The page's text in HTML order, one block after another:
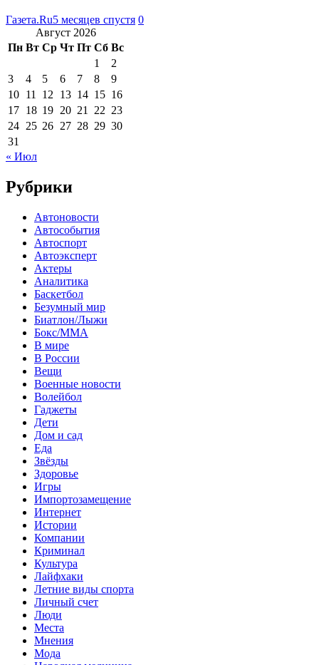
Газета.Ru5 месяцев спустя 0
Август 2026
Пн Вт Ср Чт Пт Сб Вс
1
2
3
4 5 6 7 8
9
10 11 12 13 14 15 16
17 18 19 20 21 22 23
24 25 26 27 28 29 30
31
« Июл
Рубрики
Автоновости
Автособытия
Автоспорт
Автоэксперт
Актеры
Аналитика
Баскетбол
Безумный мир
Биатлон/Лыжи
Бокс/MMA
В мире
В России
Вещи
Военные новости
Волейбол
Гаджеты
Дети
Дом и сад
Еда
Звёзды
Здоровье
Игры
Импортозамещение
Интернет
Истории
Компании
Криминал
Культура
Лайфхаки
Летние виды спорта
Личный счет
Люди
Места
Мнения
Мода